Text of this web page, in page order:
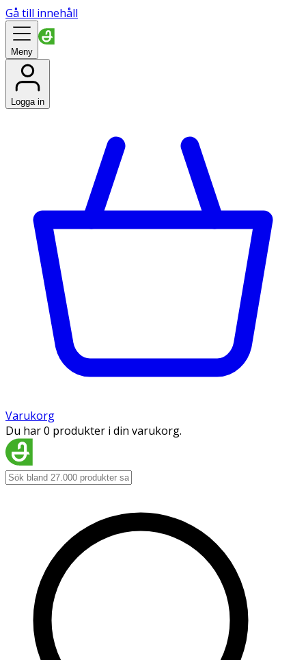
Gå till innehåll
Meny
Logga in
Varukorg
Du har 0 produkter i din varukorg.